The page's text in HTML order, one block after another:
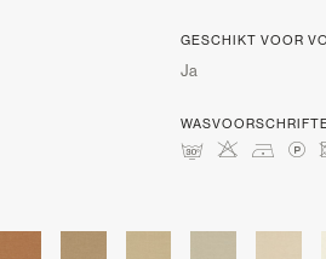
GESCHIKT VOOR
Ja